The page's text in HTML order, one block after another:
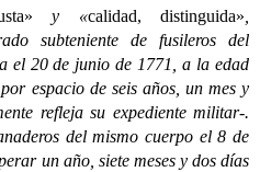
y «calidad, distinguida»
subteniente de fusileros del
el 20 de junio de 1771, a la edad
espacio de seis años, un mes y
refleja su expediente militar-.
del mismo cuerpo el 8 de
un año, siete meses y dos días